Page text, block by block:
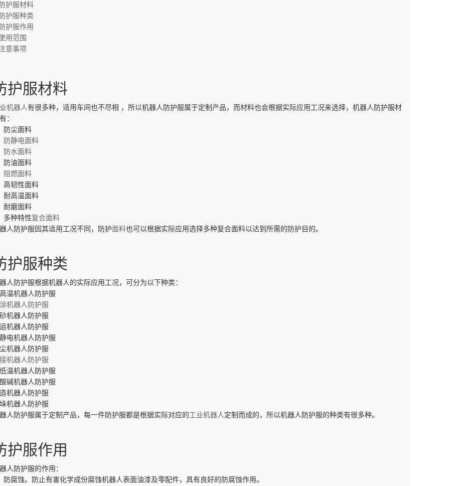
防护服材料
防护服种类
防护服作用
用范围
意事项
护服材料
机器人有很多种，适用车间也不尽相 ，所以机器人防护服属于定制产品，而材料也会根据实际应用工况来选择，机器人防护服材
：
防尘面料
防静电面料
防水面料
防油面料
阻燃面料
高韧性面料
耐高温面料
耐磨面料
多种特性复合面料
人防护服因其适用工况不同，防护面料也可以根据实际应用选择多种复合面料以达到所需的防护目的。
护服种类
人防护服根据机器人的实际应用工况，可分为以下种类：
温机器人防护服
机器人防护服
机器人防护服
机器人防护服
电机器人防护服
机器人防护服
机器人防护服
温机器人防护服
碱机器人防护服
机器人防护服
机器人防护服
人防护服属于定制产品，每一件防护服都是根据实际对应的工业机器人定制而成的，所以机器人防护服的种类有很多种。
护服作用
人防护服的作用：
防腐蚀。防止有害化学成份腐蚀机器人表面油漆及零配件，具有良好的防腐蚀作用。